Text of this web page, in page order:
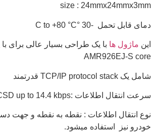
size : 24mmx24mmx3mm
دمای قابل تحمل -30 °C to +80 °C
این ماژول ها با یک طراحی بسیار عالی برای با
AMR926EJ-S core
شامل یک TCP/IP protocol stack قدرتمند
سرعت انتقال اطلاعات :CSD up to 14.4 kbps
نوع انتقال اطلاعات : نقطه به نقطه و جهت
خودرو نیز استفاده میشود.